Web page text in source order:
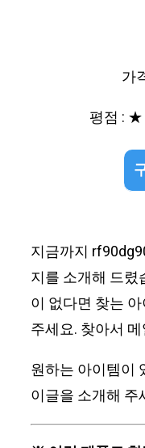
가
평점 : ★
지금까지
지를 소개해 드렸
이 없다면 찾는
주세요. 찾아서
원하는 아이템이
이글을 소개해 주